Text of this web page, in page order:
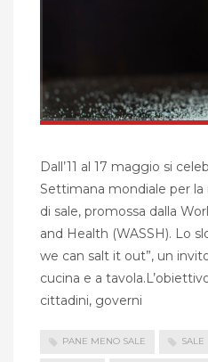
Dall’11 al 17 maggio si
Settimana mondiale per
di sale, promossa dalla
and Health (WASSH). Lo
we can salt it out”, un
cucina e a
cittadini, governi
PANE MENO SALE SALE